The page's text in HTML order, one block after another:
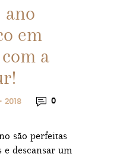
ano
em
a
2018 0
são perfeitas
e descansar um